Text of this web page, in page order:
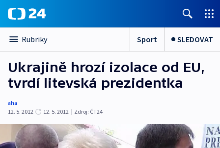
Rubriky Sport SLEDOVAT
Ukrajině hrozí izolace od EU,
tvrdí litevská prezidentka
aha
12. 5. 2012
12. 5. 2012 | Zdroj: ČT24